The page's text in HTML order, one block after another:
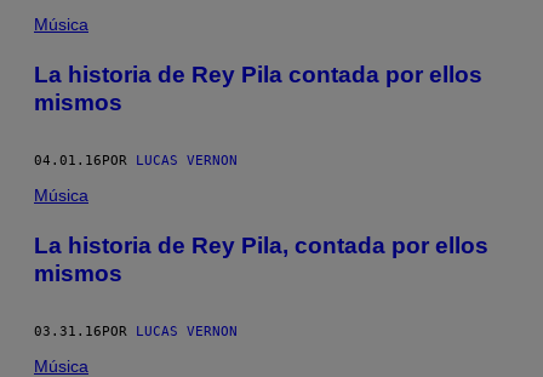
Música
La historia de Rey Pila contada por ellos
mismos
04.01.16POR LUCAS VERNON
Música
La historia de Rey Pila, contada por ellos
mismos
03.31.16POR LUCAS VERNON
Música